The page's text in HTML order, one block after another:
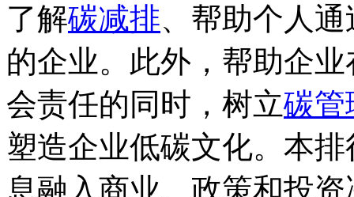
了解碳减排、帮助个人
的企业。此外，帮助企
会责任的同时，树立碳管
塑造企业低碳文化。本
息融入商业、政策和投